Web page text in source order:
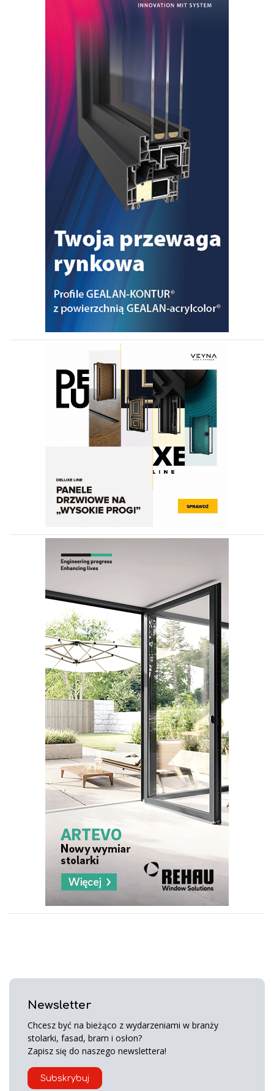
Newsletter
Chcesz być na bieżąco z wydarzeniami w branży
stolarki, fasad, bram i osłon?
Zapisz się do naszego newslettera!
Subskrybuj